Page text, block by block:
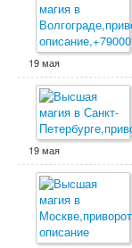
19 мая
19 мая